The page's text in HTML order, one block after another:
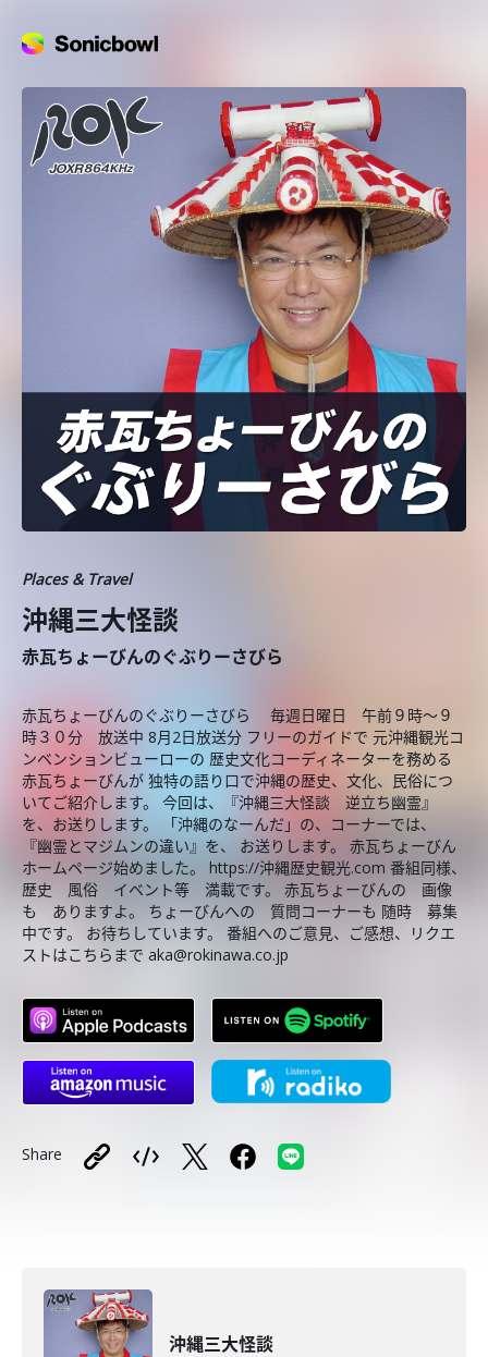
Places & Travel
沖縄三大怪談
赤瓦ちょーびんのぐぶりーさびら
赤瓦ちょーびんのぐぶりーさびら 毎週日曜日 午前９時～９
時３０分 放送中 8月2日放送分 フリーのガイドで 元沖縄観光コ
ンベンションビューローの 歴史文化コーディネーターを務める
赤瓦ちょーびんが 独特の語り口で沖縄の歴史、文化、民俗につ
いてご紹介します。 今回は、『沖縄三大怪談 逆立ち幽霊』
を、お送りします。 「沖縄のなーんだ」の、コーナーでは、
『幽霊とマジムンの違い』を、 お送りします。 赤瓦ちょーびん
ホームページ始めました。 https://沖縄歴史観光.com 番組同様、
歴史 風俗 イベント等 満載です。 赤瓦ちょーびんの 画像
も ありますよ。 ちょーびんへの 質問コーナーも 随時 募集
中です。 お待ちしています。 番組へのご意見、ご感想、リクエ
ストはこちらまで aka@rokinawa.co.jp
Share
沖縄三大怪談